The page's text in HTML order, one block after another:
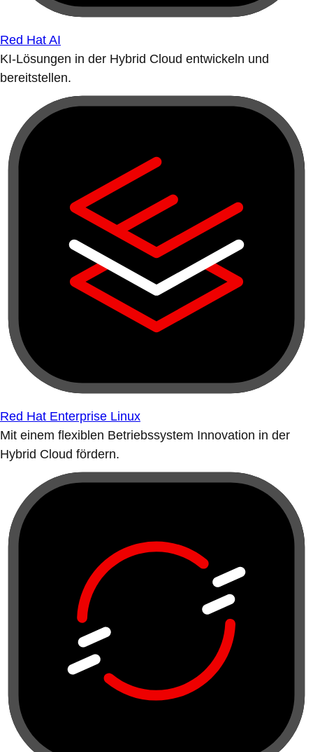
Red Hat AI
KI-Lösungen in der Hybrid Cloud entwickeln und
bereitstellen.
Red Hat Enterprise Linux
Mit einem flexiblen Betriebssystem Innovation in der
Hybrid Cloud fördern.